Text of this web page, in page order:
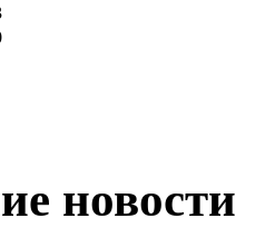
новости